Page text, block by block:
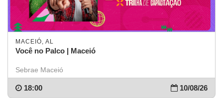
MACEIÓ, AL
Você no Palco | Maceió
Sebrae Maceió
10/08/26
18:00